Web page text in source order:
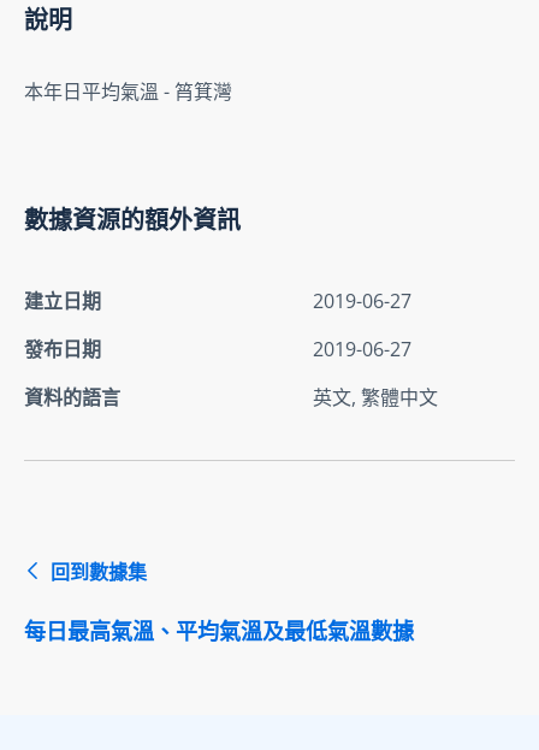
說明
本年日平均氣溫 - 筲箕灣
數據資源的額外資訊
建立日期
2019-06-27
發布日期
2019-06-27
資料的語言
英文, 繁體中文
回到數據集
每日最高氣溫、平均氣溫及最低氣溫數據